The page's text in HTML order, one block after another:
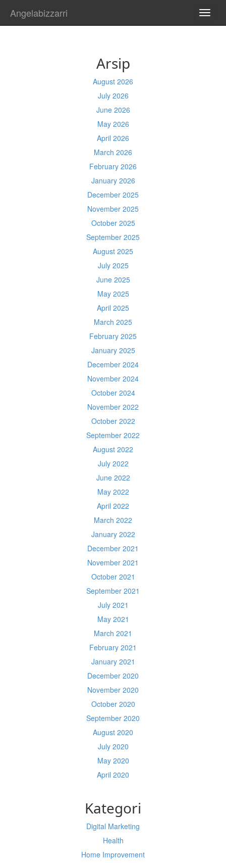
Angelabizzarri
Arsip
August 2026
July 2026
June 2026
May 2026
April 2026
March 2026
February 2026
January 2026
December 2025
November 2025
October 2025
September 2025
August 2025
July 2025
June 2025
May 2025
April 2025
March 2025
February 2025
January 2025
December 2024
November 2024
October 2024
November 2022
October 2022
September 2022
August 2022
July 2022
June 2022
May 2022
April 2022
March 2022
January 2022
December 2021
November 2021
October 2021
September 2021
July 2021
May 2021
March 2021
February 2021
January 2021
December 2020
November 2020
October 2020
September 2020
August 2020
July 2020
May 2020
April 2020
Kategori
Digital Marketing
Health
Home Improvement